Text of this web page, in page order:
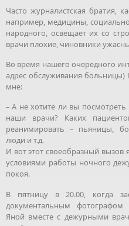
Часто журналистская братия,
например, медицины,
народного, освещает их со
врачи плохие, чиновники
Во время нашего очередного
адрес обслуживания
мне:
– А не хотите ли вы
наши врачи? Каких
реанимировать – пьяницы,
люди и т.д.
И вот этот своеобразный
условиями работы ночного
покоя.
В пятницу в 20.00, когда
документальным фотографом
Яной вместе с дежурными